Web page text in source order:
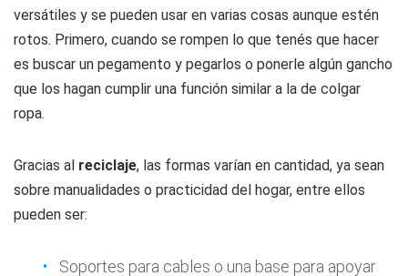
versátiles y se pueden usar en varias cosas aunque estén
rotos. Primero, cuando se rompen lo que tenés que hacer
es buscar un pegamento y pegarlos o ponerle algún gancho
que los hagan cumplir una función similar a la de colgar
ropa.
Gracias al reciclaje, las formas varían en cantidad, ya sean
sobre manualidades o practicidad del hogar, entre ellos
pueden ser:
Soportes para cables o una base para apoyar